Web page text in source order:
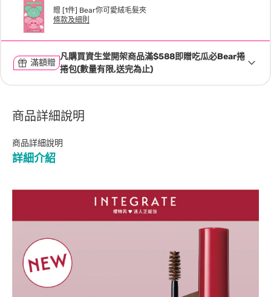
贈 [1件] Bear你可愛絨毛髮夾
條款及細則
滿額贈
凡購買資生堂開架商品滿$588即贈吃瓜必Bear捲
捲包(數量有限,送完為止)
商品詳細說明
商品詳細說明
詳細介紹